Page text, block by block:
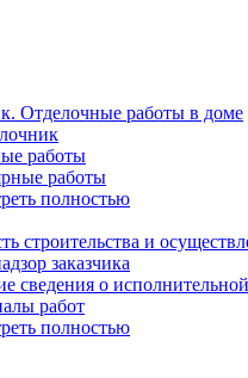
Отделочные работы в доме
работы
работы
полностью
строительства и
заказчика
сведения о
работ
полностью